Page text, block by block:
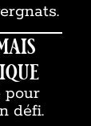
pour
défi.